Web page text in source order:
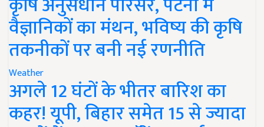
वैज्ञानिकों का मंथन, भविष्य की कृषि
तकनीकों पर बनी नई रणनीति
Weather
अगले 12 घंटों के भीतर बारिश का
कहर! यूपी, बिहार समेत 15 से ज्यादा